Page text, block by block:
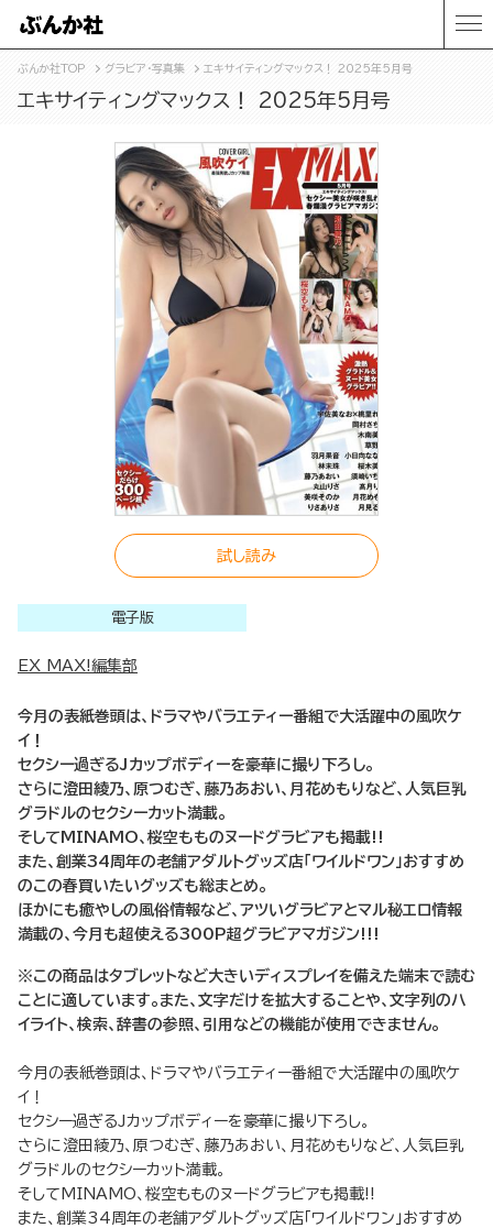
ぶんか社TOP グラビア・写真集 エキサイティングマックス！ 2025年5月号
エキサイティングマックス！ 2025年5月号
試し読み
電子版
EX MAX!編集部
今月の表紙巻頭は、ドラマやバラエティー番組で大活躍中の風吹ケ
イ！
セクシー過ぎるJカップボディーを豪華に撮り下ろし。
さらに澄田綾乃、原つむぎ、藤乃あおい、月花めもりなど、人気巨乳
グラドルのセクシーカット満載。
そしてMINAMO、桜空もものヌードグラビアも掲載!!
また、創業34周年の老舗アダルトグッズ店「ワイルドワン」おすすめ
のこの春買いたいグッズも総まとめ。
ほかにも癒やしの風俗情報など、アツいグラビアとマル秘エロ情報
満載の、今月も超使える300P超グラビアマガジン!!!
※この商品はタブレットなど大きいディスプレイを備えた端末で読む
ことに適しています。また、文字だけを拡大することや、文字列のハ
イライト、検索、辞書の参照、引用などの機能が使用できません。
今月の表紙巻頭は、ドラマやバラエティー番組で大活躍中の風吹ケ
イ！
セクシー過ぎるJカップボディーを豪華に撮り下ろし。
さらに澄田綾乃、原つむぎ、藤乃あおい、月花めもりなど、人気巨乳
グラドルのセクシーカット満載。
そしてMINAMO、桜空もものヌードグラビアも掲載!!
また、創業34周年の老舗アダルトグッズ店「ワイルドワン」おすすめ